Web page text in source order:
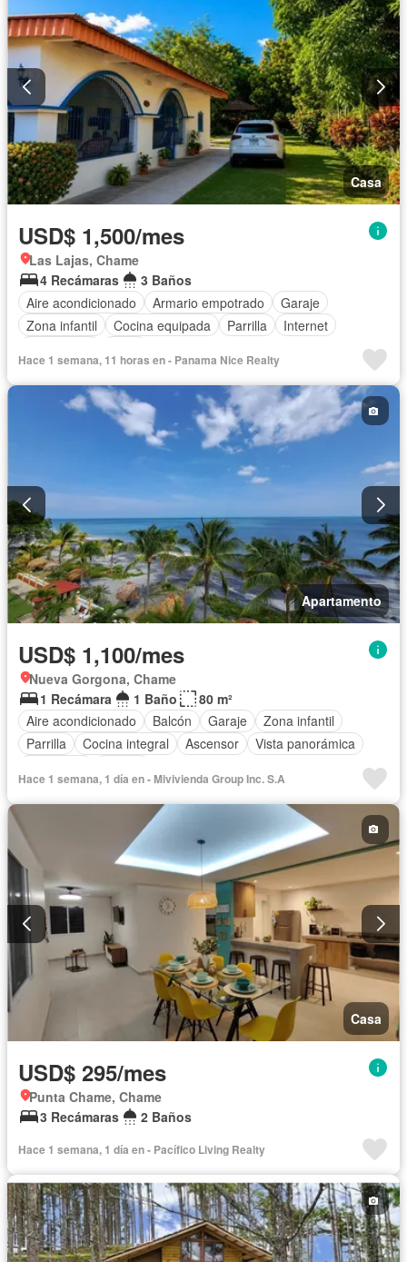
Casa
USD$ 1,500/mes
Las Lajas, Chame
4 Recámaras
3 Baños
Aire acondicionado
Armario empotrado
Garaje
Zona infantil
Cocina equipada Parrilla
Internet
Hace 1 semana, 11 horas en - Panama Nice Realty
Apartamento
USD$ 1,100/mes
Nueva Gorgona, Chame
1 Recámara
1 Baño
80 m²
Aire acondicionado
Balcón Garaje
Zona infantil
Parrilla
Cocina integral Ascensor
Vista panorámica
Hace 1 semana, 1 día en - Mivivienda Group Inc. S.A
Casa
USD$ 295/mes
Punta Chame, Chame
3 Recámaras
2 Baños
Hace 1 semana, 1 día en - Pacífico Living Realty